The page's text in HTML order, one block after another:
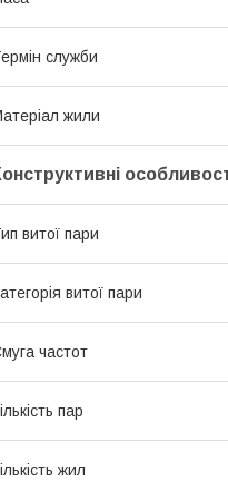
служби
жили
витої пари
витої пари
частот
пар
жил